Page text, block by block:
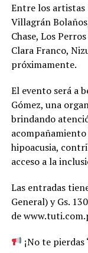
Entre los artistas
Villagrán
Chase, Los
Clara Franco,
próximamente.
El evento será a
Gómez, una
brindando
hipoacusia,
acceso a la
Las entradas
General) y Gs.
de
¡No te pierdas